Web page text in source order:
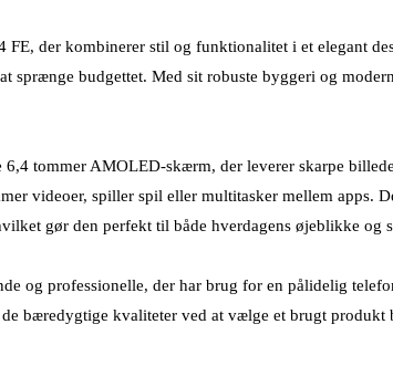
FE, der kombinerer stil og funktionalitet i et elegant
sprænge budgettet. Med sit robuste byggeri og
6,4 tommer AMOLED-skærm, der leverer skarpe
videoer, spiller spil eller multitasker mellem apps.
gør den perfekt til både hverdagens øjeblikke og
og professionelle, der har brug for en pålidelig
bæredygtige kvaliteter ved at vælge et brugt